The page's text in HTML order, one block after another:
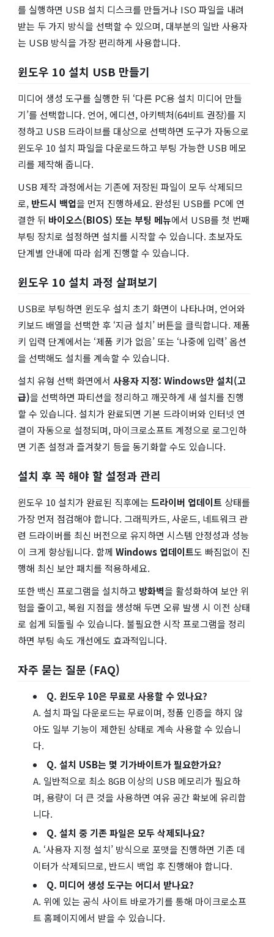
를 실행하면 USB 설치 디스크를 만들거나 ISO 파일을 내려
받는 두 가지 방식을 선택할 수 있으며, 대부분의 일반 사용자
는 USB 방식을 가장 편리하게 사용합니다.
윈도우 10 설치 USB 만들기
미디어 생성 도구를 실행한 뒤 ‘다른 PC용 설치 미디어 만들
기’를 선택합니다. 언어, 에디션, 아키텍처(64비트 권장)를 지
정하고 USB 드라이브를 대상으로 선택하면 도구가 자동으로
윈도우 10 설치 파일을 다운로드하고 부팅 가능한 USB 메모
리를 제작해 줍니다.
USB 제작 과정에서는 기존에 저장된 파일이 모두 삭제되므
로, 반드시 백업을 먼저 진행하세요. 완성된 USB를 PC에 연
결한 뒤 바이오스(BIOS) 또는 부팅 메뉴에서 USB를 첫 번째
부팅 장치로 설정하면 설치를 시작할 수 있습니다. 초보자도
단계별 안내에 따라 쉽게 진행할 수 있습니다.
윈도우 10 설치 과정 살펴보기
USB로 부팅하면 윈도우 설치 초기 화면이 나타나며, 언어와
키보드 배열을 선택한 후 ‘지금 설치’ 버튼을 클릭합니다. 제품
키 입력 단계에서는 ‘제품 키가 없음’ 또는 ‘나중에 입력’ 옵션
을 선택해도 설치를 계속할 수 있습니다.
설치 유형 선택 화면에서 사용자 지정: Windows만 설치(고
급)을 선택하면 파티션을 정리하고 깨끗하게 새 설치를 진행
할 수 있습니다. 설치가 완료되면 기본 드라이버와 인터넷 연
결이 자동으로 설정되며, 마이크로소프트 계정으로 로그인하
면 기존 설정과 즐겨찾기 등을 동기화할 수도 있습니다.
설치 후 꼭 해야 할 설정과 관리
윈도우 10 설치가 완료된 직후에는 드라이버 업데이트 상태를
가장 먼저 점검해야 합니다. 그래픽카드, 사운드, 네트워크 관
련 드라이버를 최신 버전으로 유지하면 시스템 안정성과 성능
이 크게 향상됩니다. 함께 Windows 업데이트도 빠짐없이 진
행해 최신 보안 패치를 적용하세요.
또한 백신 프로그램을 설치하고 방화벽을 활성화하여 보안 위
험을 줄이고, 복원 지점을 생성해 두면 오류 발생 시 이전 상태
로 쉽게 되돌릴 수 있습니다. 불필요한 시작 프로그램을 정리
하면 부팅 속도 개선에도 효과적입니다.
자주 묻는 질문 (FAQ)
Q. 윈도우 10은 무료로 사용할 수 있나요?
A. 설치 파일 다운로드는 무료이며, 정품 인증을 하지 않
아도 일부 기능이 제한된 상태로 계속 사용할 수 있습니
다.
Q. 설치 USB는 몇 기가바이트가 필요한가요?
A. 일반적으로 최소 8GB 이상의 USB 메모리가 필요하
며, 용량이 더 큰 것을 사용하면 여유 공간 확보에 유리합
니다.
Q. 설치 중 기존 파일은 모두 삭제되나요?
A. ‘사용자 지정 설치’ 방식으로 포맷을 진행하면 기존 데
이터가 삭제되므로, 반드시 백업 후 진행해야 합니다.
Q. 미디어 생성 도구는 어디서 받나요?
A. 위에 있는 공식 사이트 바로가기를 통해 마이크로소프
트 홈페이지에서 받을 수 있습니다.